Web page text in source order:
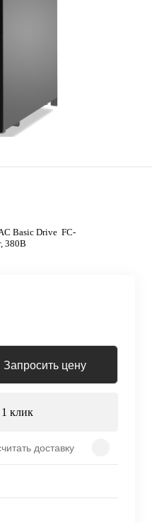
Basic Drive FC-
380В
Запросить цену
клик
доставку